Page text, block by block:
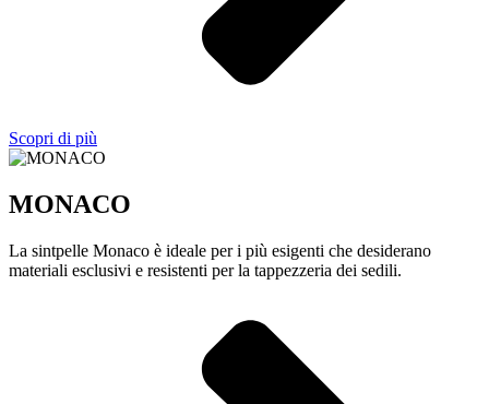
Scopri di più
MONACO
La sintpelle Monaco è ideale per i più esigenti che desiderano
materiali esclusivi e resistenti per la tappezzeria dei sedili.